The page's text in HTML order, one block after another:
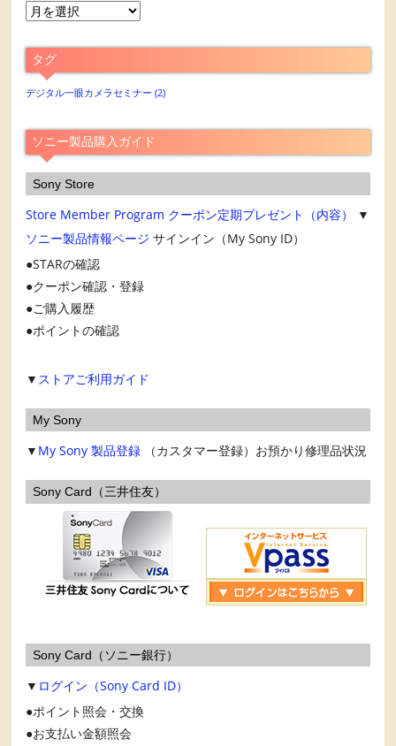
月
ア
ー
カ
ブ
タグ
デジタル一眼カメラセミナー (2)
ソニー製品購入ガイド
Sony Store
Store Member Program クーポン定期プレゼント（内容）
▼
ソニー製品情報ページ サインイン（My Sony ID）
STARの確認
クーポン確認・登録
ご購入履歴
ポイントの確認
▼ ストアご利用ガイド
My Sony
▼ My Sony 製品登録 （カスタマー登録）お預かり修理品状況
Sony Card（三井住友）
Sony Card（ソニー銀行）
▼ ログイン（Sony Card ID）
ポイント照会・交換
お支払い金額照会